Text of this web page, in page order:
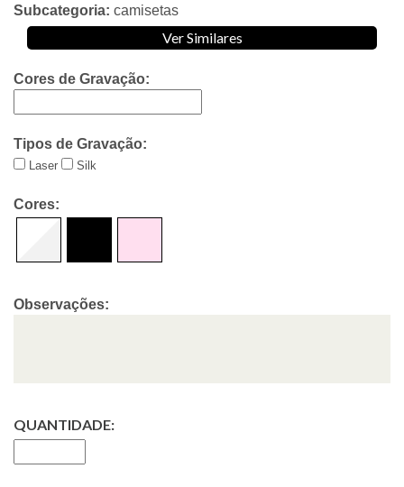
Subcategoria: camisetas
Ver Similares
Cores de Gravação:
Tipos de Gravação:
Laser Silk
Cores:
Observações:
QUANTIDADE: